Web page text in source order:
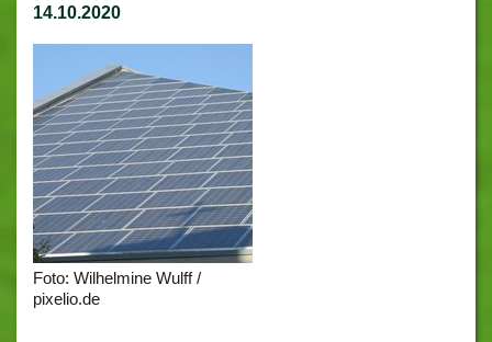
14.10.2020
Foto: Wilhelmine Wulff /
pixelio.de